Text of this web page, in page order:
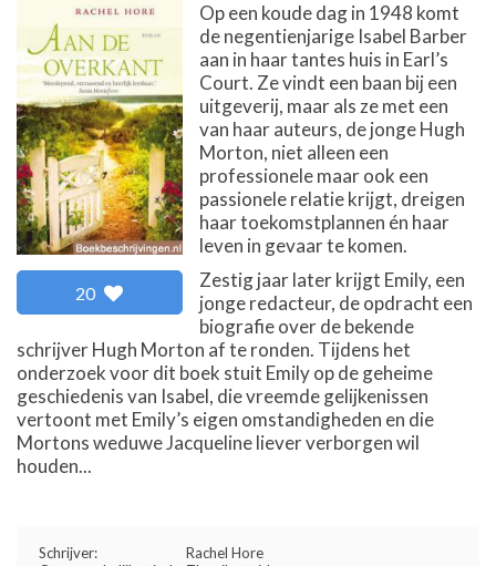
20
Op een koude dag in 1948 komt
de negentienjarige Isabel Barber
aan in haar tantes huis in Earl’s
Court. Ze vindt een baan bij een
uitgeverij, maar als ze met een
van haar auteurs, de jonge Hugh
Morton, niet alleen een
professionele maar ook een
passionele relatie krijgt, dreigen
haar toekomstplannen én haar
leven in gevaar te komen.
Zestig jaar later krijgt Emily, een
jonge redacteur, de opdracht een
biografie over de bekende
schrijver Hugh Morton af te ronden. Tijdens het
onderzoek voor dit boek stuit Emily op de geheime
geschiedenis van Isabel, die vreemde gelijkenissen
vertoont met Emily’s eigen omstandigheden en die
Mortons weduwe Jacqueline liever verborgen wil
houden...
Schrijver:
Rachel Hore